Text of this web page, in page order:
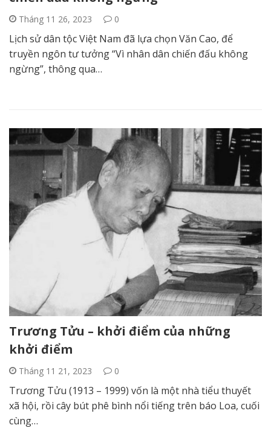
Tháng 11 26, 2023 0
Lịch sử dân tộc Việt Nam đã lựa chọn Văn Cao, để
truyền ngôn tư tưởng “Vì nhân dân chiến đấu không
ngừng”, thông qua…
Trương Tửu – khởi điểm của những
khởi điểm
Tháng 11 21, 2023 0
Trương Tửu (1913 – 1999) vốn là một nhà tiểu thuyết
xã hội, rồi cây bút phê bình nổi tiếng trên báo Loa, cuối
cùng…